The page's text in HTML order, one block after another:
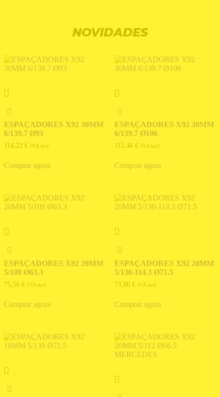
NOVIDADES
ESPAÇADORES X92 30MM
6/139.7 Ø93
114,22 € IVA incl.
Comprar agora
ESPAÇADORES X92 30MM
6/139.7 Ø106
112,46 € IVA incl.
Comprar agora
ESPAÇADORES X92 20MM
5/108 Ø63.3
75,56 € IVA incl.
Comprar agora
ESPAÇADORES X92 20MM
5/130-114.3 Ø71.5
73,80 € IVA incl.
Comprar agora